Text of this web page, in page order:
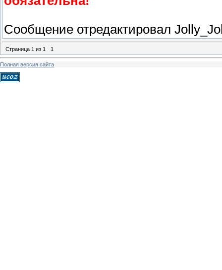
Сообщение отредактировал
Страница 1 из 1 1
Полная версия сайта